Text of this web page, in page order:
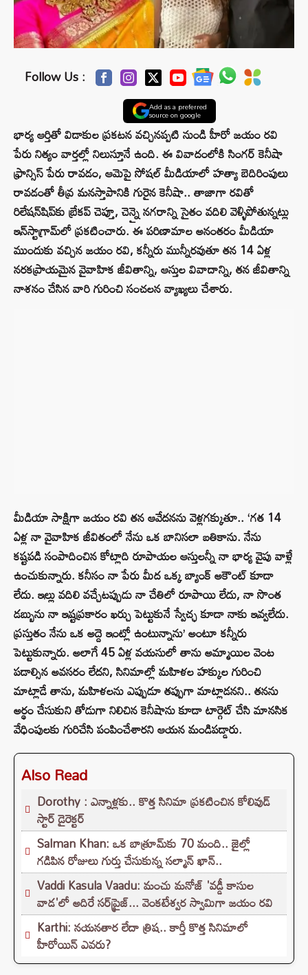
Follow Us :
Add as a preferred
source on google
భార్య ఆర్తితో విడాకుల ప్రకటన వచ్చినప్పటి నుండి హీరో జయం రవి
పేరు నిత్యం వార్తల్లో నిలుస్తూనే ఉంది. ఈ వివాదంలోకి సింగర్ కెనీషా
ఫ్రాన్సిస్ పేరు రావడం, ఆమెపై సోషల్ మీడియాలో హత్యా బెదిరింపులు
రావడంతో తీవ్ర మనస్తాపానికి గురైన కెనీషా.. తాజాగా రవితో
రిలేషన్‌షిప్‌కు బ్రేకప్ చెప్తూ, చెన్నై నగరాన్ని సైతం వదిలి వెళ్ళిపోతున్నట్లు
ఇన్‌స్టాగ్రామ్‌లో ప్రకటించారు. ఈ పరిణామాల అనంతరం మీడియా
ముందుకు వచ్చిన జయం రవి, కన్నీరు మున్నీరవుతూ తన 14 ఏళ్ల
నరకప్రాయమైన వైవాహిక జీవితాన్ని, ఆస్తుల వివాదాన్ని, తన జీవితాన్ని
నాశనం చేసిన వారి గురించి సంచలన వ్యాఖ్యలు చేశారు.
మీడియా సాక్షిగా జయం రవి తన ఆవేదనను వెళ్లగక్కుతూ.. ‘గత 14
ఏళ్ల నా వైవాహిక జీవితంలో నేను ఒక బానిసలా బతికాను. నేను
కష్టపడి సంపాదించిన కోట్లాది రూపాయల ఆస్తులన్నీ నా భార్య వైపు వాళ్లే
ఉంచుకున్నారు. కనీసం నా పేరు మీద ఒక్క బ్యాంక్ అకౌంట్ కూడా
లేదు. ఇల్లు వదిలి వచ్చేటప్పుడు నా చేతిలో రూపాయి లేదు, నా సొంత
డబ్బును నా ఇష్టప్రకారం ఖర్చు పెట్టుకునే స్వేచ్ఛ కూడా నాకు ఇవ్వలేదు.
ప్రస్తుతం నేను ఒక అద్దె ఇంట్లో ఉంటున్నాను’ అంటూ కన్నీరు
పెట్టుకున్నారు. అలాగే 45 ఏళ్ల వయసులో తాను అమ్మాయిల వెంట
పడాల్సిన అవసరం లేదని, సినిమాల్లో మహిళల హక్కుల గురించి
మాట్లాడే తాను, మహిళలను ఎప్పుడూ తప్పుగా మాట్లాడనని.. తనను
అర్థం చేసుకుని తోడుగా నిలిచిన కెనీషాను కూడా టార్గెట్ చేసి మానసిక
వేధింపులకు గురిచేసి పంపించేశారని ఆయన మండిపడ్డారు.
Also Read
Dorothy : ఎన్నాళ్లకు.. కొత్త సినిమా ప్రకటించిన కోలివుడ్
స్టార్ డైరెక్టర్
Salman Khan: ఒక బాత్రూమ్‌కు 70 మంది.. జైల్లో
గడిపిన రోజులు గుర్తు చేసుకున్న సల్మాన్ ఖాన్..
Vaddi Kasula Vaadu: మంచు మనోజ్ 'వడ్డీ కాసుల
వాడ'లో అదిరే సర్‌ప్రైజ్... వెంకటేశ్వర స్వామిగా జయం రవి
Karthi: నయనతార లేదా త్రిష.. కార్తీ కొత్త సినిమాలో
హీరోయిన్ ఎవరు?